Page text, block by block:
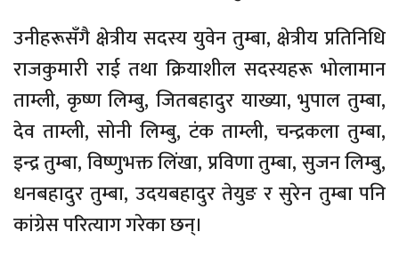
उनीहरूसँगै क्षेत्रीय सदस्य युवेन तुम्बा, क्षेत्रीय प्रतिनिधि
राजकुमारी राई तथा क्रियाशील सदस्यहरू भोलामान
ताम्ली, कृष्ण लिम्बु, जितबहादुर याख्या, भुपाल तुम्बा,
देव ताम्ली, सोनी लिम्बु, टंक ताम्ली, चन्द्रकला तुम्बा,
इन्द्र तुम्बा, विष्णुभक्त लिंखा, प्रविणा तुम्बा, सुजन लिम्बु,
धनबहादुर तुम्बा, उदयबहादुर तेयुङ र सुरेन तुम्बा पनि
कांग्रेस परित्याग गरेका छन्।